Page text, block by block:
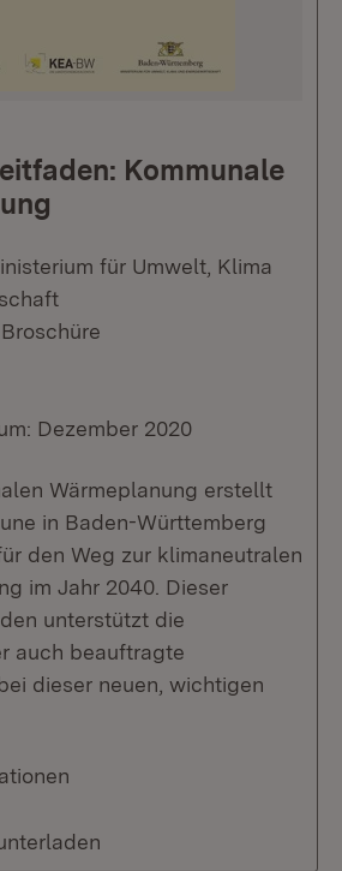
Kommunale
für Umwelt, Klima
Dezember 2020
Wärmeplanung erstellt
in Baden-Württemberg
den Weg zur klimaneutralen
im Jahr 2040. Dieser
unterstützt die
auch beauftragte
dieser neuen, wichtigen